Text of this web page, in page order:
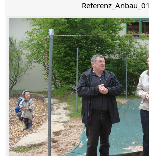
Referenz_Anbau_01